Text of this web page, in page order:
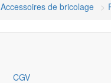
Accessoires de bricolage
CGV